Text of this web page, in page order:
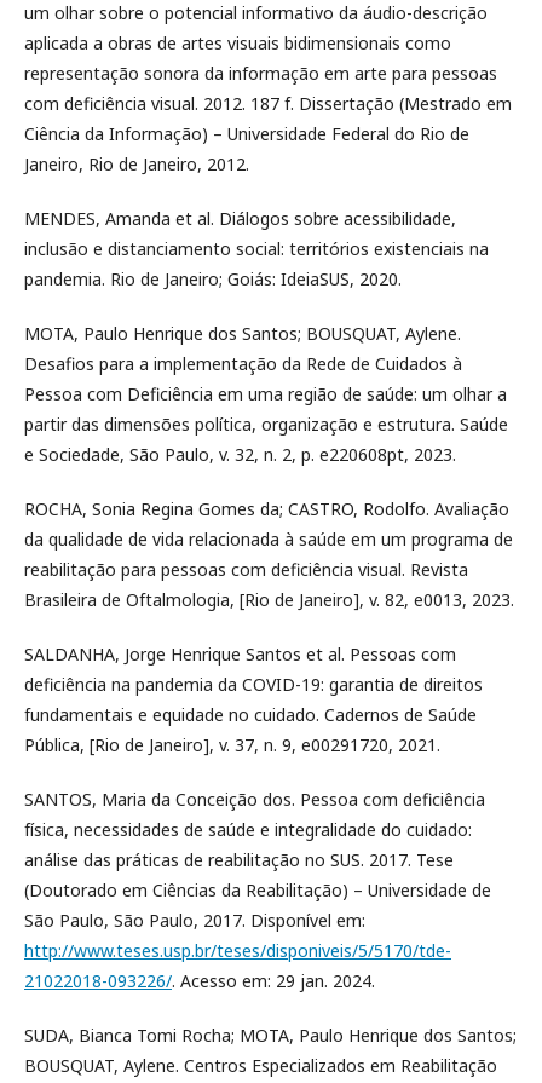
um olhar sobre o potencial informativo da áudio-descrição
aplicada a obras de artes visuais bidimensionais como
representação sonora da informação em arte para pessoas
com deficiência visual. 2012. 187 f. Dissertação (Mestrado em
Ciência da Informação) – Universidade Federal do Rio de
Janeiro, Rio de Janeiro, 2012.
MENDES, Amanda et al. Diálogos sobre acessibilidade,
inclusão e distanciamento social: territórios existenciais na
pandemia. Rio de Janeiro; Goiás: IdeiaSUS, 2020.
MOTA, Paulo Henrique dos Santos; BOUSQUAT, Aylene.
Desafios para a implementação da Rede de Cuidados à
Pessoa com Deficiência em uma região de saúde: um olhar a
partir das dimensões política, organização e estrutura. Saúde
e Sociedade, São Paulo, v. 32, n. 2, p. e220608pt, 2023.
ROCHA, Sonia Regina Gomes da; CASTRO, Rodolfo. Avaliação
da qualidade de vida relacionada à saúde em um programa de
reabilitação para pessoas com deficiência visual. Revista
Brasileira de Oftalmologia, [Rio de Janeiro], v. 82, e0013, 2023.
SALDANHA, Jorge Henrique Santos et al. Pessoas com
deficiência na pandemia da COVID-19: garantia de direitos
fundamentais e equidade no cuidado. Cadernos de Saúde
Pública, [Rio de Janeiro], v. 37, n. 9, e00291720, 2021.
SANTOS, Maria da Conceição dos. Pessoa com deficiência
física, necessidades de saúde e integralidade do cuidado:
análise das práticas de reabilitação no SUS. 2017. Tese
(Doutorado em Ciências da Reabilitação) – Universidade de
São Paulo, São Paulo, 2017. Disponível em:
http://www.teses.usp.br/teses/disponiveis/5/5170/tde-
21022018-093226/. Acesso em: 29 jan. 2024.
SUDA, Bianca Tomi Rocha; MOTA, Paulo Henrique dos Santos;
BOUSQUAT, Aylene. Centros Especializados em Reabilitação